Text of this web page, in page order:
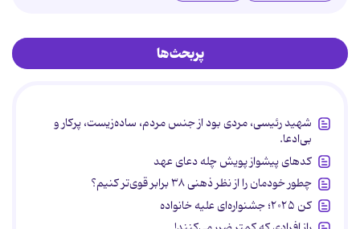
پربحث‌ها
شهید رئیسی، مردی بود از جنس مردم، ساده‌زیست، پرکار و
بی‌ادعا.
کدهای پیشواز پویش چله دعای عهد
چطور خودمان را از نظر ذهنی ۳۸ برابر قوی‌تر کنیم؟
کن ۲۰۲۵؛ جشنواره‌ای علیه خانواده